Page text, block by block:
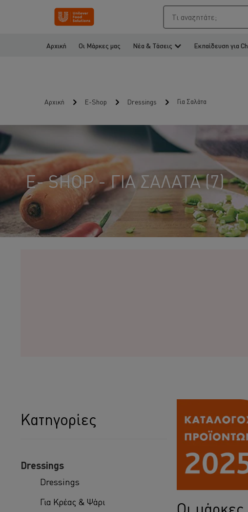
Τι αναζητάτε;
Αρχική Οι Μάρκες μας Νέα & Τάσεις Εκπαίδευση για
Αρχική E-Shop Dressings Για Σαλάτα
E- SHOP - ΓΙΑ ΣΑΛΆΤΑ (7)
Κατηγορίες
Dressings
Dressings
Για Κρέας & Ψάρι